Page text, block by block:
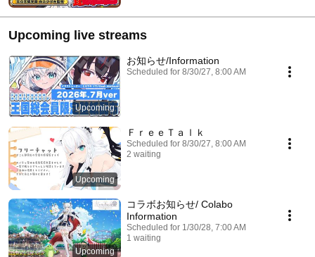
Upcoming live streams
Upcoming
お知らせ/Information
Scheduled for 8/30/27, 8:00 AM
Upcoming
ＦｒｅｅＴａｌｋ
Scheduled for 8/30/27, 8:00 AM
2 waiting
Upcoming
コラボお知らせ/ Colabo
Information
Scheduled for 1/30/28, 7:00 AM
1 waiting